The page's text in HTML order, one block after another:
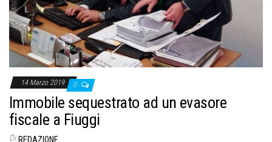
14 Marzo 2019 0
Immobile sequestrato ad un evasore
fiscale a Fiuggi
Di REDAZIONE